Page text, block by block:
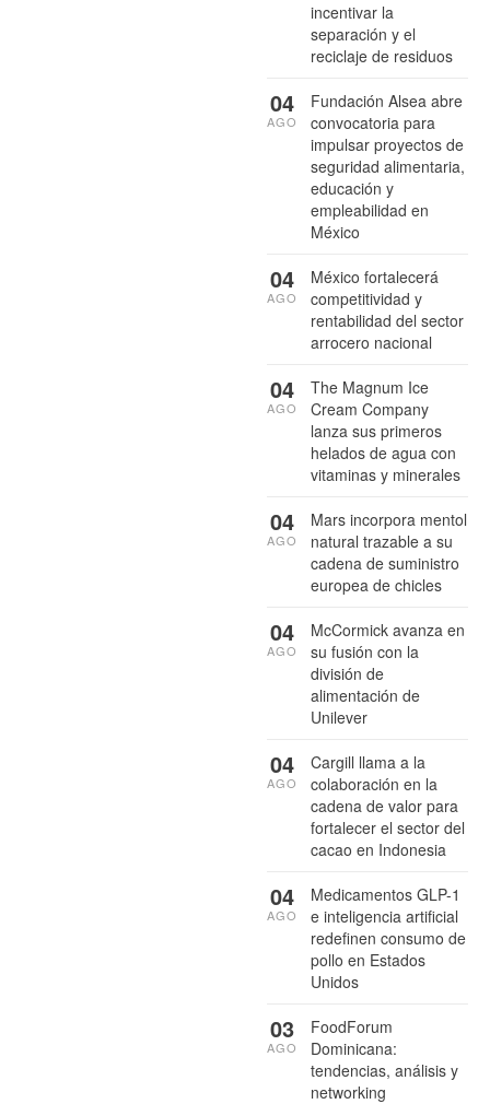
incentivar la
separación y el
reciclaje de residuos
Fundación Alsea abre
convocatoria para
impulsar proyectos de
seguridad alimentaria,
educación y
empleabilidad en
México
04
AGO
México fortalecerá
competitividad y
rentabilidad del sector
arrocero nacional
04
AGO
The Magnum Ice
Cream Company
lanza sus primeros
helados de agua con
vitaminas y minerales
04
AGO
Mars incorpora mentol
natural trazable a su
cadena de suministro
europea de chicles
04
AGO
McCormick avanza en
su fusión con la
división de
alimentación de
Unilever
04
AGO
Cargill llama a la
colaboración en la
cadena de valor para
fortalecer el sector del
cacao en Indonesia
04
AGO
Medicamentos GLP-1
e inteligencia artificial
redefinen consumo de
pollo en Estados
Unidos
04
AGO
FoodForum
Dominicana:
tendencias, análisis y
networking
03
AGO